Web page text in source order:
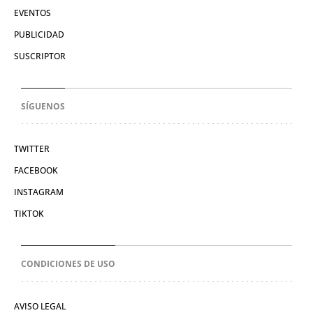
EVENTOS
PUBLICIDAD
SUSCRIPTOR
SÍGUENOS
TWITTER
FACEBOOK
INSTAGRAM
TIKTOK
CONDICIONES DE USO
AVISO LEGAL